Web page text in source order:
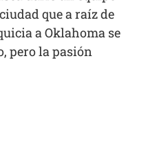
que a raíz de
a Oklahoma se
pero la pasión